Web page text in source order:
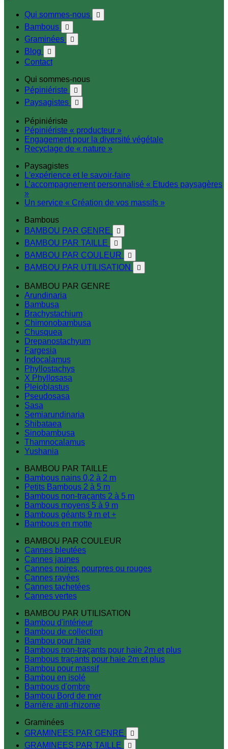
Qui sommes-nous 
Bambous 
Graminées 
Blog 
Contact
Qui sommes-nous
Pépiniériste

Paysagistes 
Pépiniériste
Pépiniériste « producteur »
Engagement pour la diversité végétale
Recyclage de « nature »
Paysagistes
L'expérience et le savoir-faire
L’accompagnement personnalisé « Etudes paysagères
»
Un service « Création de vos massifs »
Bambous
BAMBOU PAR GENRE

BAMBOU PAR TAILLE 
BAMBOU PAR COULEUR 
BAMBOU PAR UTILISATION 
BAMBOU PAR GENRE
Arundinaria
Bambusa
Brachystachium
Chimonobambusa
Chusquea
Drepanostachyum
Fargesia
Indocalamus
Phyllostachys
X Phyllosasa
Pleioblastus
Pseudosasa
Sasa
Semiarundinaria
Shibataea
Sinobambusa
Thamnocalamus
Yushania
BAMBOU PAR TAILLE
Bambous nains 0,2 à 2 m
Petits Bambous 2 à 5 m
Bambous non-traçants 2 à 5 m
Bambous moyens 5 à 9 m
Bambous géants 9 m et +
Bambous en motte
BAMBOU PAR COULEUR
Cannes bleutées
Cannes jaunes
Cannes noires, pourpres ou rouges
Cannes rayées
Cannes tachetées
Cannes vertes
BAMBOU PAR UTILISATION
Bambou d'intérieur
Bambou de collection
Bambou pour haie
Bambous non-traçants pour haie 2m et plus
Bambous traçants pour haie 2m et plus
Bambou pour massif
Bambou en isolé
Bambous d'ombre
Bambou Bord de mer
Barrière anti-rhizome
Graminées
GRAMINEES PAR GENRE

GRAMINEES PAR TAILLE 